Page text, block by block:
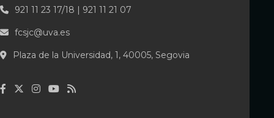
921 11 23 17/18 | 921 11 21 07
fcsjc@uva.es
Plaza de la Universidad, 1, 40005, Segovia